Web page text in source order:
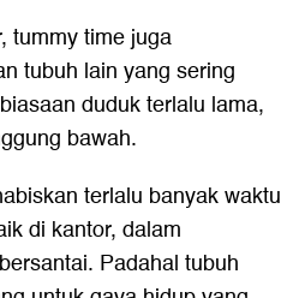
tummy time juga
tubuh lain yang sering
duduk terlalu lama,
bawah.
terlalu banyak waktu
di kantor, dalam
Padahal tubuh